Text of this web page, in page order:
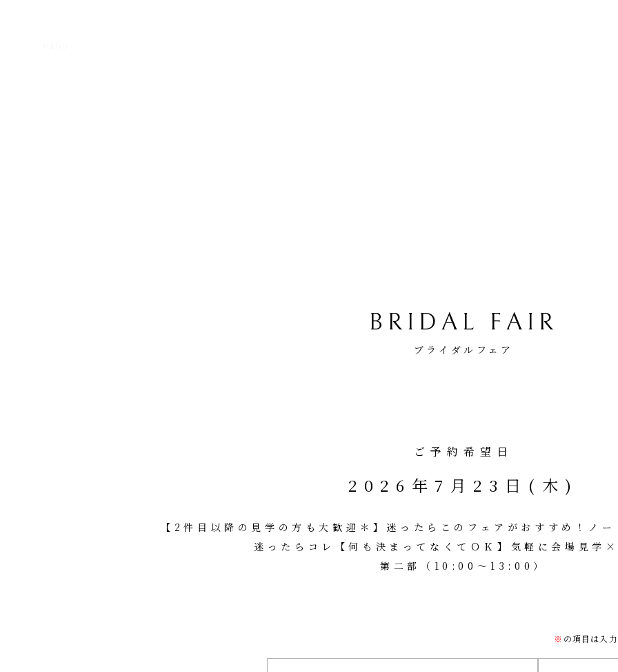
BRIDAL FAIR
ブライダルフェア
ご予約希望日
2026年7月23日(木)
【2件目以降の見学の方も大歓迎＊】迷ったらこのフェアがおすすめ！ノ
迷ったらコレ【何も決まってなくてＯＫ】気軽に会場見学
第二部（10:00～13:00）
※ の項目は入